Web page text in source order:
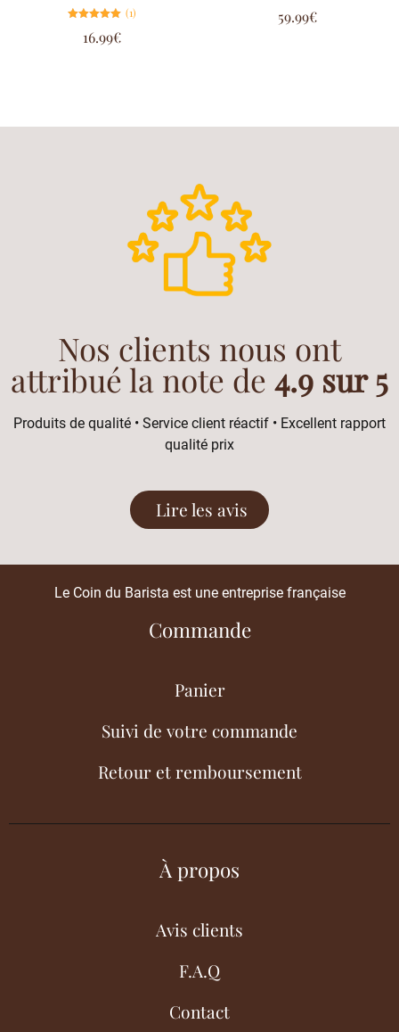
5.00
sur 5
(1)
16.99€
5.00
sur 5
59.99€
Nos clients nous ont
attribué la note de 4.9 sur 5
Produits de qualité • Service client réactif • Excellent rapport
qualité prix
Lire les avis
Le Coin du Barista est une entreprise française
Commande
Panier
Suivi de votre commande
Retour et remboursement
À propos
Avis clients
F.A.Q
Contact